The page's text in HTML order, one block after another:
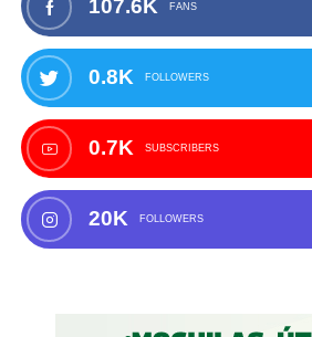
107.6K FANS
0.8K FOLLOWERS
0.7K SUBSCRIBERS
20K FOLLOWERS